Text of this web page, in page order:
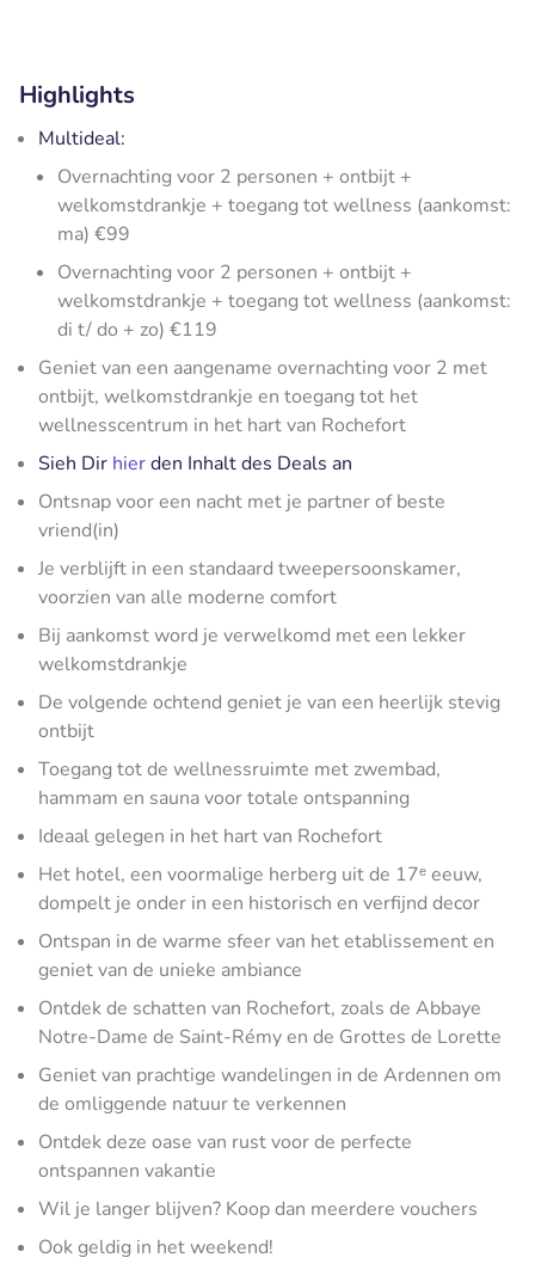
Highlights
Multideal:
Overnachting voor 2 personen + ontbijt +
welkomstdrankje + toegang tot wellness (aankomst:
ma) €99
Overnachting voor 2 personen + ontbijt +
welkomstdrankje + toegang tot wellness (aankomst:
di t/ do + zo) €119
Geniet van een aangename overnachting voor 2 met
ontbijt, welkomstdrankje en toegang tot het
wellnesscentrum in het hart van Rochefort
Sieh Dir hierden Inhalt des Deals an
Ontsnap voor een nacht met je partner of beste
vriend(in)
Je verblijft in een standaard tweepersoonskamer,
voorzien van alle moderne comfort
Bij aankomst word je verwelkomd met een lekker
welkomstdrankje
De volgende ochtend geniet je van een heerlijk stevig
ontbijt
Toegang tot de wellnessruimte met zwembad,
hammam en sauna voor totale ontspanning
Ideaal gelegen in het hart van Rochefort
Het hotel, een voormalige herberg uit de 17ᵉ eeuw,
dompelt je onder in een historisch en verfijnd decor
Ontspan in de warme sfeer van het etablissement en
geniet van de unieke ambiance
Ontdek de schatten van Rochefort, zoals de Abbaye
Notre-Dame de Saint-Rémy en de Grottes de Lorette
Geniet van prachtige wandelingen in de Ardennen om
de omliggende natuur te verkennen
Ontdek deze oase van rust voor de perfecte
ontspannen vakantie
Wil je langer blijven? Koop dan meerdere vouchers
Ook geldig in het weekend!